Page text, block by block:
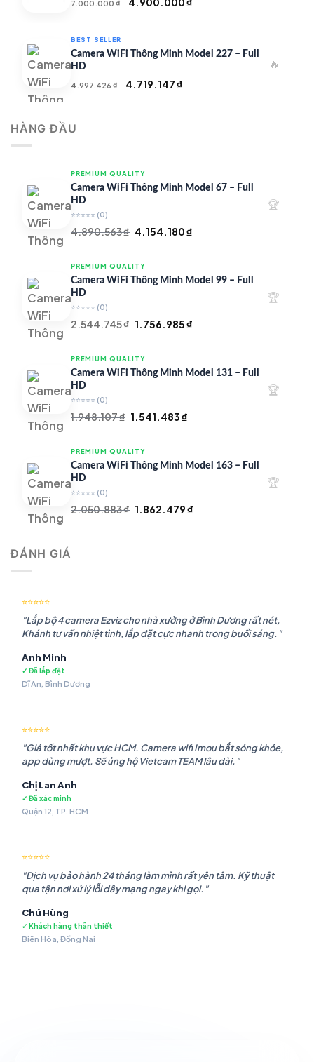
7.000.000₫
7.000.000 ₫.là:
BEST SELLER
Camera WiFi Thông Minh Model 227 – Full
HD
4.997.426₫
Giá
4.719.147₫
🔥
HÀNG ĐẦU
PREMIUM QUALITY
Camera WiFi Thông Minh Model 67 – Full
HD
⭐⭐⭐⭐⭐ (0)
4.890.563₫ Giá
là:
4.890.563 ₫.
4.154.180₫
là:
🏆
PREMIUM QUALITY
Camera WiFi Thông Minh Model 99 – Full
HD
⭐⭐⭐⭐⭐ (0)
2.544.745₫ Giá
là:
2.544.745 ₫.
1.756.985₫
là:
🏆
PREMIUM QUALITY
Camera WiFi Thông Minh Model 131 – Full
HD
⭐⭐⭐⭐⭐ (0)
1.948.107₫ Giá
là:
1.948.107 ₫.
1.541.483₫
là:
🏆
PREMIUM QUALITY
Camera WiFi Thông Minh Model 163 – Full
HD
⭐⭐⭐⭐⭐ (0)
2.050.883₫ Giá
1.862.479₫
🏆
ĐÁNH GIÁ
⭐⭐⭐⭐⭐
"Lắp bộ 4 camera Ezviz cho nhà xưởng ở Bình Dương rất nét,
Khánh tư vấn nhiệt tình, lắp đặt cực nhanh trong buổi sáng."
Anh Minh
✓ Đã lắp đặt
Dĩ An, Bình Dương
⭐⭐⭐⭐⭐
"Giá tốt nhất khu vực HCM. Camera wifi Imou bắt sóng khỏe,
app dùng mượt. Sẽ ủng hộ Vietcam TEAM lâu dài."
Chị Lan Anh
✓ Đã xác minh
Quận 12, TP. HCM
⭐⭐⭐⭐⭐
"Dịch vụ bảo hành 24 tháng làm mình rất yên tâm. Kỹ thuật
qua tận nơi xử lý lỗi dây mạng ngay khi gọi."
Chú Hùng
✓ Khách hàng thân thiết
Biên Hòa, Đồng Nai